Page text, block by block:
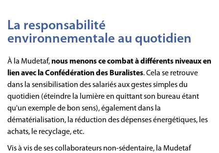
La responsabilité
environnementale au quotidien
À la Mudetaf, nous menons ce combat à différents niveaux en
lien avec la Confédération des Buralistes. Cela se retrouve
dans la sensibilisation des salariés aux gestes simples du
quotidien (éteindre la lumière en quittant son bureau étant
qu'un exemple de bon sens), également dans la
dématérialisation, la réduction des dépenses énergétiques, les
achats, le recyclage, etc.
Vis à vis de ses collaborateurs non-sédentaire, la Mudetaf